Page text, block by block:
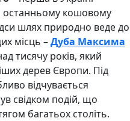
останньому кошовому
шлях природно веде до
місць –Дуба Максима
тисячу років, який
дерев Європи. Під
відчувається
свідком подій, що
багатьох століть.